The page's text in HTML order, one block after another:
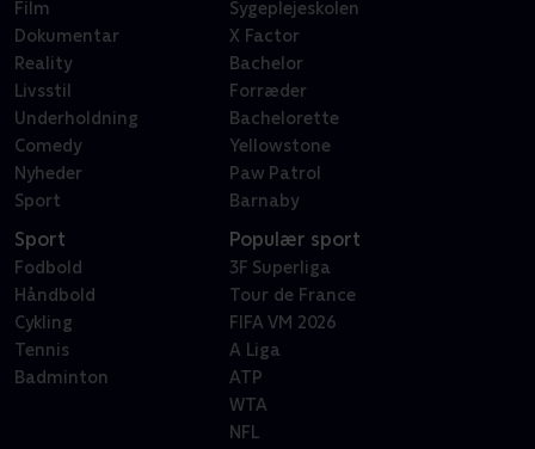
Film
Dokumentar
Reality
Livsstil
Underholdning
Comedy
Nyheder
Sport
Sygeplejeskolen
X Factor
Bachelor
Forræder
Bachelorette
Yellowstone
Paw Patrol
Barnaby
Sport
Fodbold
Håndbold
Cykling
Tennis
Badminton
Populær sport
3F Superliga
Tour de France
FIFA VM 2026
A Liga
ATP
WTA
NFL